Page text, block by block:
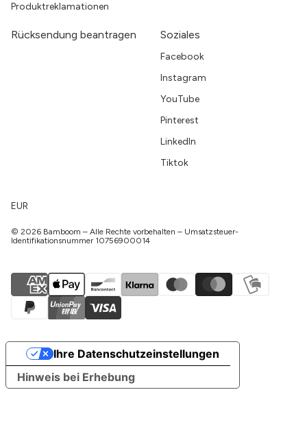
Produktreklamationen
Rücksendung beantragen Soziales
Facebook
Instagram
YouTube
Pinterest
LinkedIn
Tiktok
EUR
© 2026 Bamboom – Alle Rechte vorbehalten – Umsatzsteuer-
Identifikationsnummer 10756900014
Hinweis bei Erhebung
Ihre Datenschutzeinstellungen